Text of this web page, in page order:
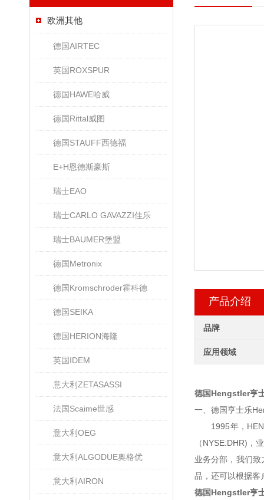
欧洲其他
德国AIRTEC
英国ROXSPUR
德国HAWE哈威
德国Rittal威图
德国STAUFF西德福
E+H恩德斯豪斯
瑞士EAO
瑞士CARLO GAVAZZI佳乐
瑞士BAUMER堡盟
德国Metronix
德国Kromschroder霍科德
德国SEIKA
德国HERION海隆
英国IDEM
意大利ZETASASSI
法国Scaime世感
意大利OEG
意大利ALGODUE奥格优
意大利AIRON
产品介绍
品牌
应用领域
德国Hengstler亨
一、德国亨士乐
1995年，
（NYSE:DHR)，
业务分部，我们
品，还可以根据客
德国Hengstler亨